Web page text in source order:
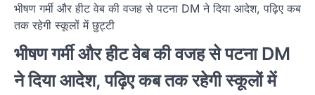
भीषण गर्मी और हीट वेब की वजह से पटना DM ने दिया आदेश, पढ़िए कब
तक रहेगी स्कूलों में छुट्टी
भीषण गर्मी और हीट वेब की वजह से पटना DM
ने दिया आदेश, पढ़िए कब तक रहेगी स्कूलों में